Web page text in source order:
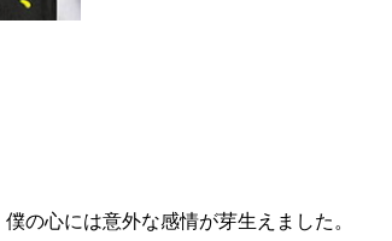
の心には意外な感情が芽生えました。